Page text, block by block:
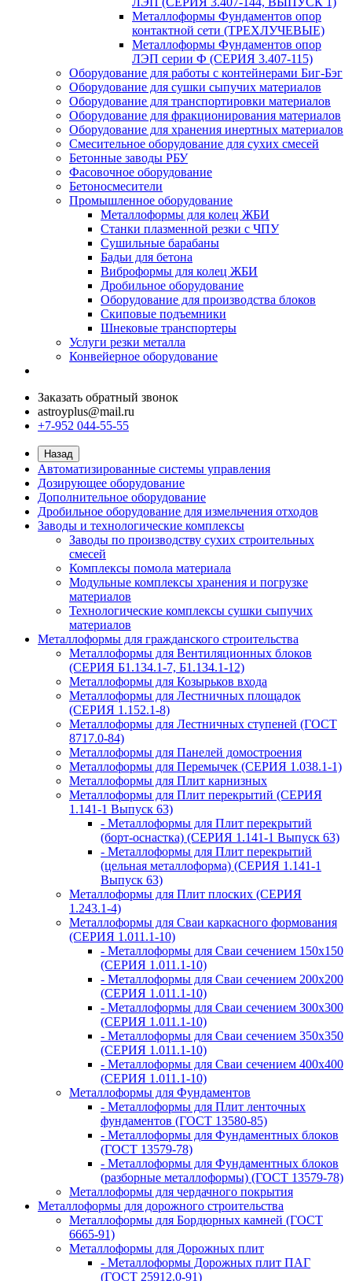
Металлоформы Фундаментов опор
контактной сети (ТРЕХЛУЧЕВЫЕ)
Металлоформы Фундаментов опор
ЛЭП серии Ф (СЕРИЯ 3.407-115)
Оборудование для работы с контейнерами Биг-Бэг
Оборудование для сушки сыпучих материалов
Оборудование для транспортировки материалов
Оборудование для фракционирования материалов
Оборудование для хранения инертных материалов
Смесительное оборудование для сухих смесей
Бетонные заводы РБУ
Фасовочное оборудование
Бетоносмесители
Промышленное оборудование
Металлоформы для колец ЖБИ
Станки плазменной резки с ЧПУ
Сушильные барабаны
Бадьи для бетона
Виброформы для колец ЖБИ
Дробильное оборудование
Оборудование для производства блоков
Скиповые подъемники
Шнековые транспортеры
Услуги резки металла
Конвейерное оборудование
Заказать обратный звонок
astroyplus@mail.ru
+7-952 044-55-55
Назад
Автоматизированные системы управления
Дозирующее оборудование
Дополнительное оборудование
Дробильное оборудование для измельчения отходов
Заводы и технологические комплексы
Заводы по производству сухих строительных
смесей
Комплексы помола материала
Модульные комплексы хранения и погрузке
материалов
Технологические комплексы сушки сыпучих
материалов
Металлоформы для гражданского строительства
Металлоформы для Вентиляционных блоков
(СЕРИЯ Б1.134.1-7, Б1.134.1-12)
Металлоформы для Козырьков входа
Металлоформы для Лестничных площадок
(СЕРИЯ 1.152.1-8)
Металлоформы для Лестничных ступеней (ГОСТ
8717.0-84)
Металлоформы для Панелей домостроения
Металлоформы для Перемычек (СЕРИЯ 1.038.1-1)
Металлоформы для Плит карнизных
Металлоформы для Плит перекрытий (СЕРИЯ
1.141-1 Выпуск 63)
- Металлоформы для Плит перекрытий
(борт-оснастка) (СЕРИЯ 1.141-1 Выпуск 63)
- Металлоформы для Плит перекрытий
(цельная металлоформа) (СЕРИЯ 1.141-1
Выпуск 63)
Металлоформы для Плит плоских (СЕРИЯ
1.243.1-4)
Металлоформы для Сваи каркасного формования
(СЕРИЯ 1.011.1-10)
- Металлоформы для Сваи сечением 150х150
(СЕРИЯ 1.011.1-10)
- Металлоформы для Сваи сечением 200х200
(СЕРИЯ 1.011.1-10)
- Металлоформы для Сваи сечением 300х300
(СЕРИЯ 1.011.1-10)
- Металлоформы для Сваи сечением 350х350
(СЕРИЯ 1.011.1-10)
- Металлоформы для Сваи сечением 400х400
(СЕРИЯ 1.011.1-10)
Металлоформы для Фундаментов
- Металлоформы для Плит ленточных
фундаментов (ГОСТ 13580-85)
- Металлоформы для Фундаментных блоков
(ГОСТ 13579-78)
- Металлоформы для Фундаментных блоков
(разборные металлоформы) (ГОСТ 13579-78)
Металлоформы для чердачного покрытия
Металлоформы для дорожного строительства
Металлоформы для Бордюрных камней (ГОСТ
6665-91)
Металлоформы для Дорожных плит
- Металлоформы Дорожных плит ПАГ
(ГОСТ 25912.0-91)